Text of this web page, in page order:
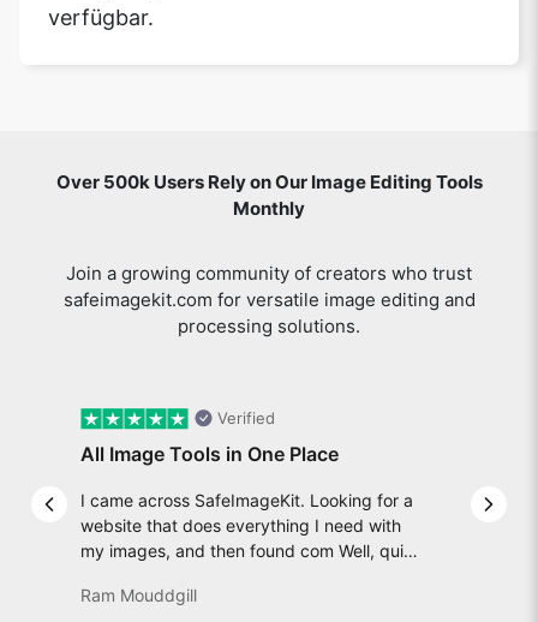
verfügbar.
Over 500k Users Rely on Our Image Editing Tools
Monthly
Join a growing community of creators who trust
safeimagekit.com for versatile image editing and
processing solutions.
Previous slide
Verified
All Image Tools in One Place
I came across SafeImageKit. Looking for a
website that does everything I need with
my images, and then found com Well, quite
an incredibly high-speed, stable and easy-
Ram Mouddgill
Next